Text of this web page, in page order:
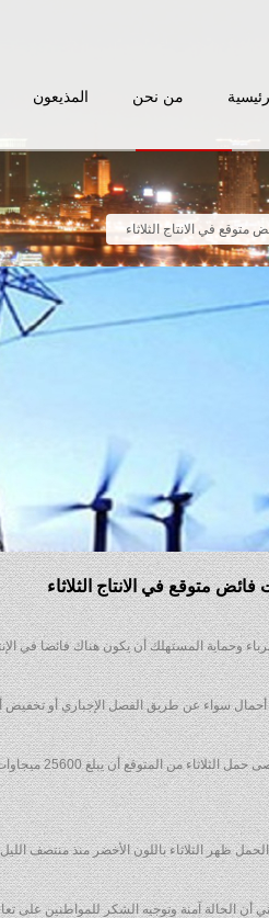
من نحن المذيعون
المستهلك أن يكون هناك فائضا في الإنتاج عن
أحمال سواء عن طريق الفصل الإجباري أو تخفيض
وأوضح المرصد –
ظهر الثلاثاء باللون الأخضر منذ منتصف
الحالة آمنة وتوجيه الشكر للمواطنين على